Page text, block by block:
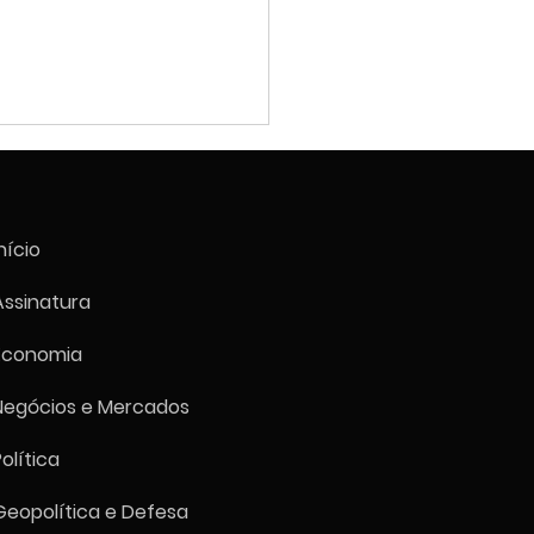
brasileira entra em
a 47,5, pior nível desde
e Mercados
e Defesa